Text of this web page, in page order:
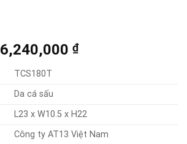
Original
was:
7,800,000 ₫.
6,240,000₫Current
TCS180T
Da cá sấu
L23 x W10.5 x H22
Công ty AT13 Việt Nam